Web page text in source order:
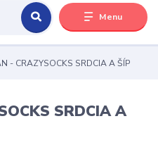
Menu
- CRAZYSOCKS SRDCIA A ŠÍP
SRDCIA A